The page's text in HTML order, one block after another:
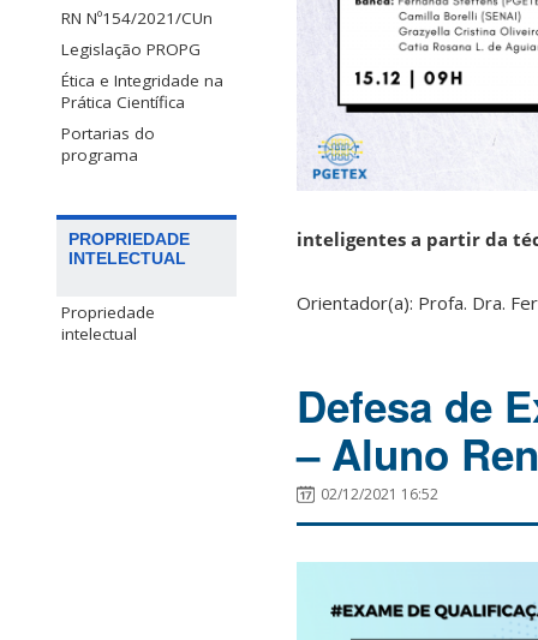
RN Nº154/2021/CUn
Legislação PROPG
Ética e Integridade na
Prática Científica
Portarias do
programa
PROPRIEDADE
INTELECTUAL
Propriedade
intelectual
inteligentes a partir da
Orientador(a): Profa. Dra.
Defesa de
– Aluno
02/12/2021 16:52